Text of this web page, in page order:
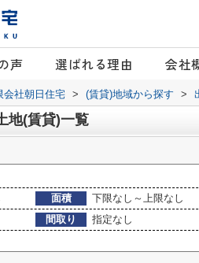
声 選ばれる理由 会社
会社朝日住宅 > (賃貸)地域から探す >
地(賃貸)一覧
面積 下限なし～上限なし
間取り
指定なし